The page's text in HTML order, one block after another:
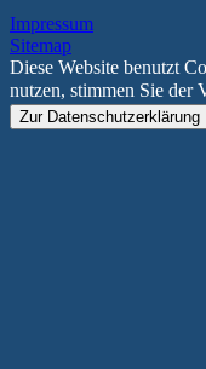
Impressum
Sitemap
Diese Website benutzt
nutzen, stimmen Sie der
Zur Datenschutzerklärung